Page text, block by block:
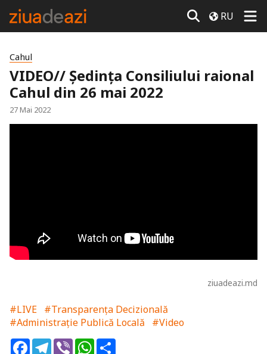
RU
Cahul
VIDEO// Ședința Consiliului raional
Cahul din 26 mai 2022
27 Mai 2022
ziuadeazi.md
#LIVE #Transparența Decizională
#Administrație Publică Locală
#Video
FacebookTelegram
ViberWhatsApp